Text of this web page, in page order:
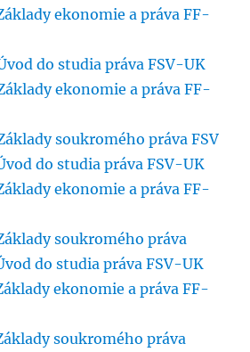
ekonomie a práva FF-
do studia práva FSV-UK
ekonomie a práva FF-
soukromého práva FSV
do studia práva FSV-UK
ekonomie a práva FF-
soukromého práva
do studia práva FSV-UK
ekonomie a práva FF-
soukromého práva